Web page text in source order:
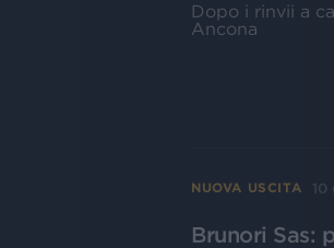
Dopo i rinvii a
Ancona
NUOVA USCITA 10
Brunori Sas: